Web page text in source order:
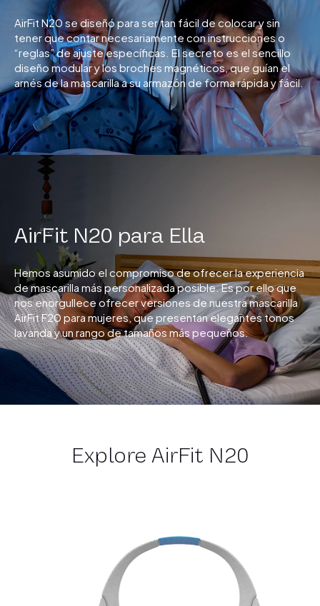
AirFit N20 se diseñó para ser tan fácil de colocar y sin
tener que contar necesariamente con instrucciones o
“reglas” de ajuste específicas. El secreto es el sencillo
diseño modular y los broches magnéticos, que guían el
arnés de la mascarilla a su armazón de forma rápida y fácil.
AirFit N20 para Ella
Hemos asumido el compromiso de ofrecer la experiencia
de mascarilla más personalizada posible. Es por ello que
nos enorgullece ofrecer versiones de nuestra mascarilla
AirFit F20 para mujeres, que presentan elegantes tonos
lavanda y un rango de tamaños más pequeños.
Explore AirFit N20